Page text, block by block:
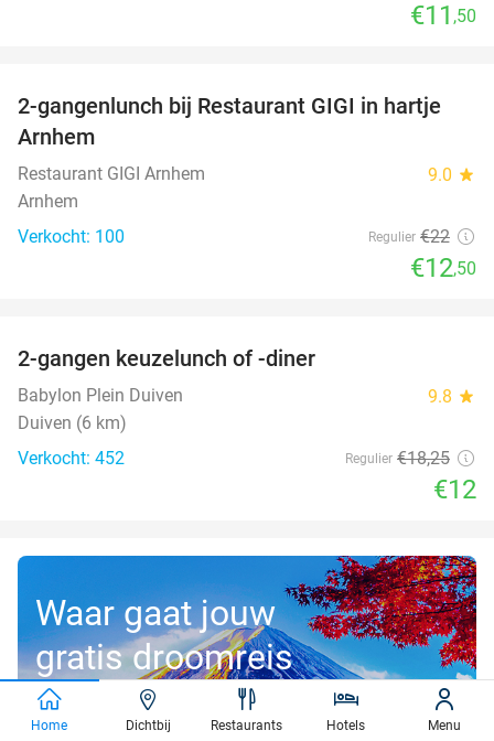
€11 ,50
43%
2-gangenlunch bij Restaurant GIGI in hartje
Arnhem
Restaurant GIGI Arnhem 9.0 star
Arnhem
Verkocht: 100
Regulier €22
€12,50
2-gangen keuzelunch of -diner
Babylon Plein Duiven 9.8 star
Duiven (6 km)
Verkocht: 452
Regulier €18,25
€12
Waar gaat jouw
gratis droomreis
t.w.v. €3.000
Home Dichtbij Restaurants Hotels Menu